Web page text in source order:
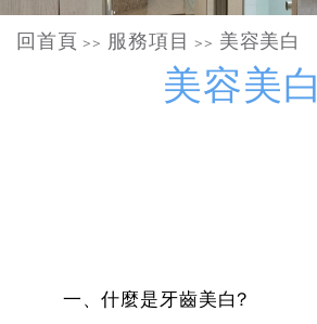
回首頁 >> 服務項目 >> 美容美白
美容美白
一、什麼是牙齒美白?